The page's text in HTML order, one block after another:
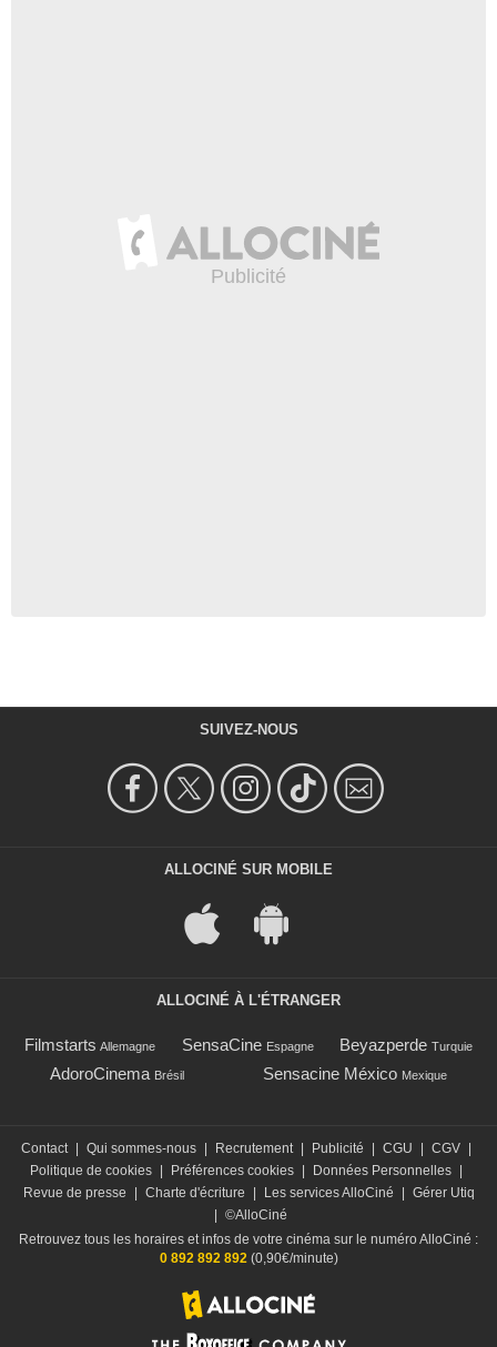
SUIVEZ-NOUS
ALLOCINÉ SUR MOBILE
ALLOCINÉ À L'ÉTRANGER
Filmstarts Allemagne SensaCine Espagne Beyazperde Turquie
AdoroCinema Brésil Sensacine México Mexique
Contact | Qui sommes-nous | Recrutement | Publicité | CGU | CGV |
Politique de cookies | Préférences cookies | Données Personnelles |
Revue de presse
| Charte d'écriture | Les services AlloCiné | Gérer Utiq
| ©AlloCiné
Retrouvez tous les horaires et infos de votre cinéma sur le numéro AlloCiné :
0 892 892 892(0,90€/minute)